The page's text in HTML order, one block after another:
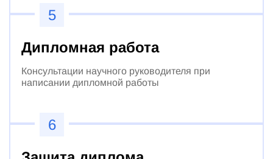
5
Дипломная работа
Консультации научного руководителя при
написании дипломной работы
6